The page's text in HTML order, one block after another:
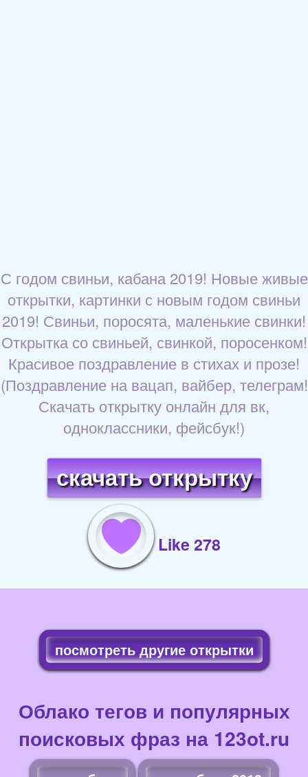
С годом свиньи, кабана 2019! Новые живые
открытки, картинки с новым годом свиньи
2019! Свиньи, поросята, маленькие свинки!
Открытка со свиньей, свинкой, поросенком!
Красивое поздравление в стихах и прозе!
(Поздравление на вацап, вайбер, телеграм!
Скачать открытку онлайн для вк,
одноклассники, фейсбук!)
скачать открытку
Like 278
посмотреть другие открытки
Облако тегов и популярных
поисковых фраз на 123ot.ru